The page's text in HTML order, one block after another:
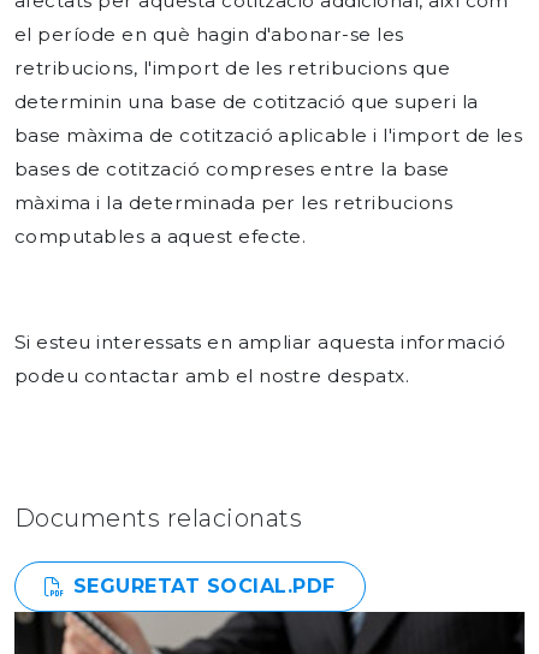
el període en què hagin d'abonar-se les
retribucions, l'import de les retribucions que
determinin una base de cotització que superi la
base màxima de cotització aplicable i l'import de les
bases de cotització compreses entre la base
màxima i la determinada per les retribucions
computables a aquest efecte.
Si esteu interessats en ampliar aquesta informació
podeu contactar amb el nostre despatx.
Documents relacionats
SEGURETAT SOCIAL.PDF